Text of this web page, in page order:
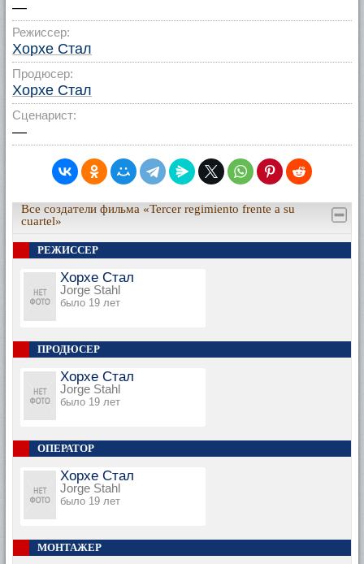
—
Режиссер:
Хорхе Стал
Продюсер:
Хорхе Стал
Сценарист:
—
Все создатели фильма «Tercer regimiento frente a su
cuartel»
РЕЖИССЕР
Хорхе Стал
Jorge Stahl
было 19 лет
ПРОДЮСЕР
Хорхе Стал
Jorge Stahl
было 19 лет
ОПЕРАТОР
Хорхе Стал
Jorge Stahl
было 19 лет
МОНТАЖЕР